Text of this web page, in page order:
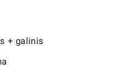
+ galinis